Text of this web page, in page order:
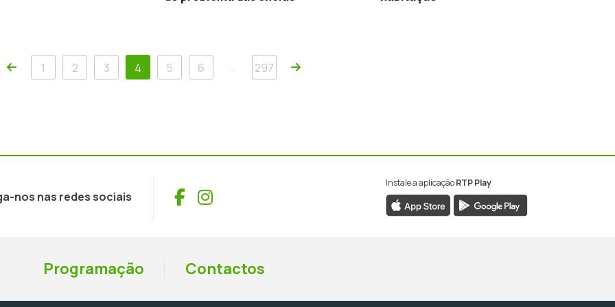
Anterior
1 2 3 4 5 6 … 297 Próxima
nos nas redes sociais Facebook
Instagram
Instale a aplicaçãoRTP Play
Programação Contactos